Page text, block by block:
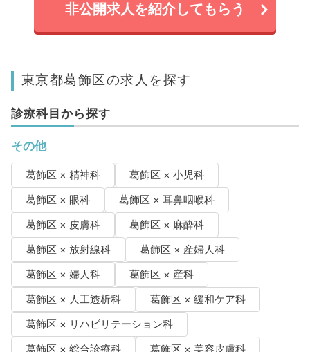
非公開求人を紹介してもらう
東京都葛飾区の求人を探す
診療科目から探す
その他
葛飾区 × 精神科
葛飾区 × 小児科
葛飾区 × 眼科
葛飾区 × 耳鼻咽喉科
葛飾区 × 皮膚科
葛飾区 × 麻酔科
葛飾区 × 放射線科
葛飾区 × 産婦人科
葛飾区 × 婦人科
葛飾区 × 産科
葛飾区 × 人工透析科
葛飾区 × 緩和ケア科
葛飾区 × リハビリテーション科
葛飾区 × 総合診療科
葛飾区 × 美容皮膚科